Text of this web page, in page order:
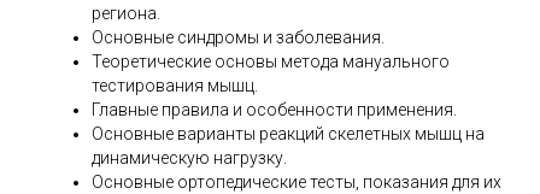
региона.
Основные синдромы и заболевания.
Теоретические основы метода мануального
тестирования мышц.
Главные правила и особенности применения.
Основные варианты реакций скелетных мышц на
динамическую нагрузку.
Основные ортопедические тесты, показания для их